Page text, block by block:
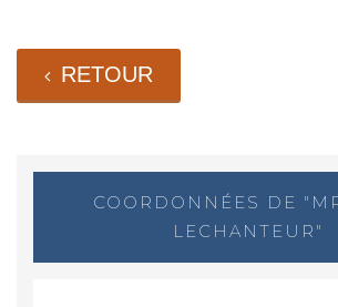
RETOUR
COORDONNÉES DE
LECHANTEUR"